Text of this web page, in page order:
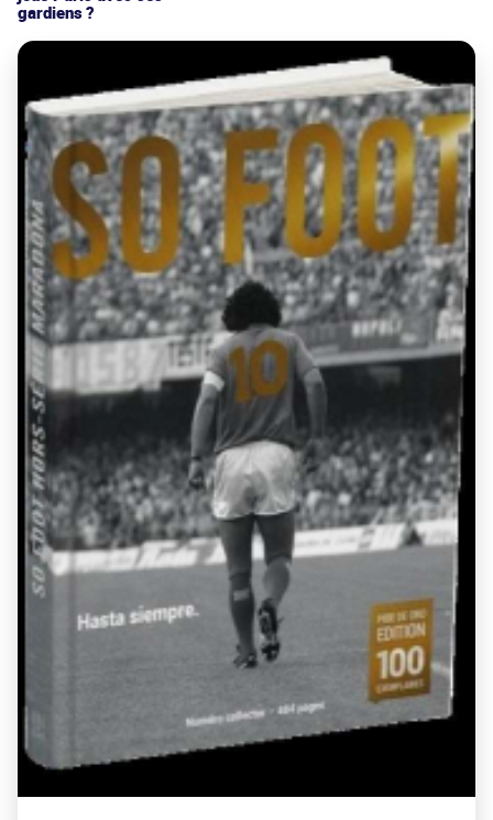
gardiens ?